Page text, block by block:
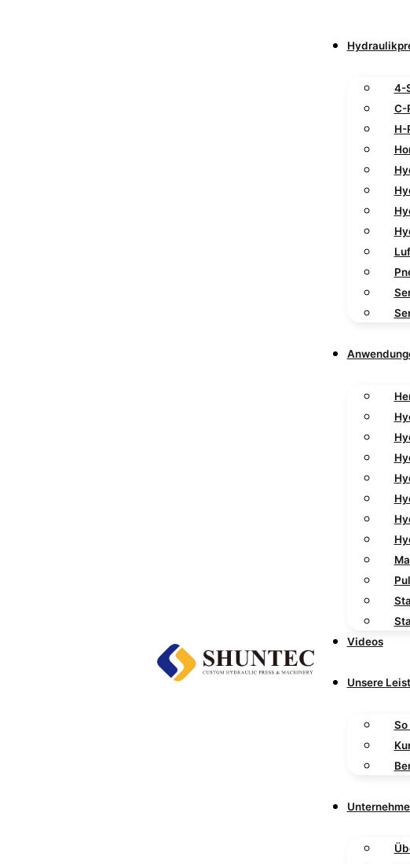
4-
C-
H-
Videos
Unsere